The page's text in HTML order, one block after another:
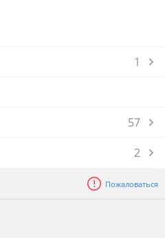
1
57
2
Пожаловаться